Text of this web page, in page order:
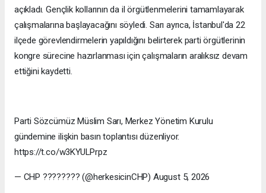
açıkladı. Gençlik kollarının da il örgütlenmelerini tamamlayarak
çalışmalarına başlayacağını söyledi. Sarı ayrıca, İstanbul'da 22
ilçede görevlendirmelerin yapıldığını belirterek parti örgütlerinin
kongre sürecine hazırlanması için çalışmaların aralıksız devam
ettiğini kaydetti.
Parti Sözcümüz Müslim Sarı, Merkez Yönetim Kurulu
gündemine ilişkin basın toplantısı düzenliyor.
https://t.co/w3KYULPrpz
— CHP ???????? (@herkesicinCHP) August 5, 2026